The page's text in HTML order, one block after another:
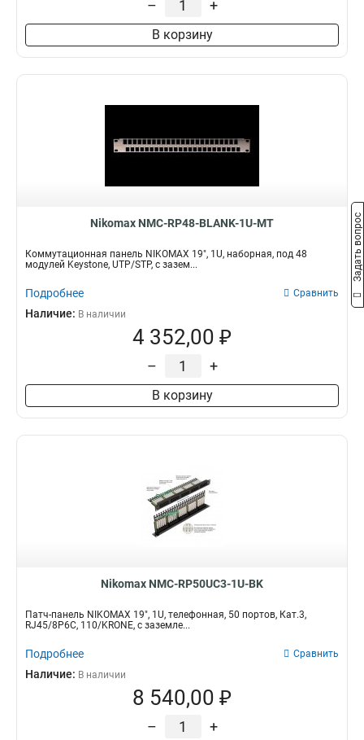
– +
В корзину
Nikomax NMC-RP48-BLANK-1U-MT
Коммутационная панель NIKOMAX 19", 1U, наборная, под 48
модулей Keystone, UTP/STP, с зазем...
Подробнее Сравнить
Наличие: В наличии
4 352,00 ₽
– +
В корзину
Nikomax NMC-RP50UC3-1U-BK
Патч-панель NIKOMAX 19", 1U, телефонная, 50 портов, Кат.3,
RJ45/8P6C, 110/KRONE, с заземле...
Подробнее Сравнить
Наличие: В наличии
8 540,00 ₽
– +
Задать вопрос